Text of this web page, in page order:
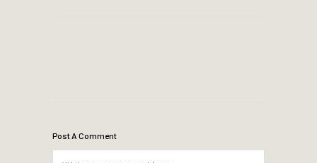
Post A Comment